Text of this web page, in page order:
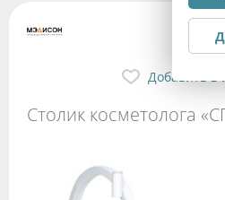
Столик косметолога
Добавить в